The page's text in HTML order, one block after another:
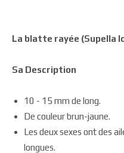
La blatte rayée (Supella
Sa Description
10 - 15 mm de long.
De couleur brun-jaune.
Les deux sexes ont des
longues.